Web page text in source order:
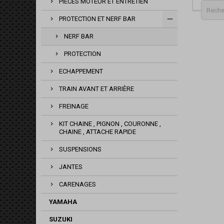
PROTECTION ET NERF BAR
NERF BAR
PROTECTION
ECHAPPEMENT
TRAIN AVANT ET ARRIÈRE
FREINAGE
KIT CHAINE , PIGNON , COURONNE ,
CHAINE , ATTACHE RAPIDE
SUSPENSIONS
JANTES
CARENAGES
YAMAHA
SUZUKI